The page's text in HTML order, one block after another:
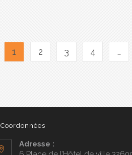
1 2 3 4 …
Coordonnées
Adresse :